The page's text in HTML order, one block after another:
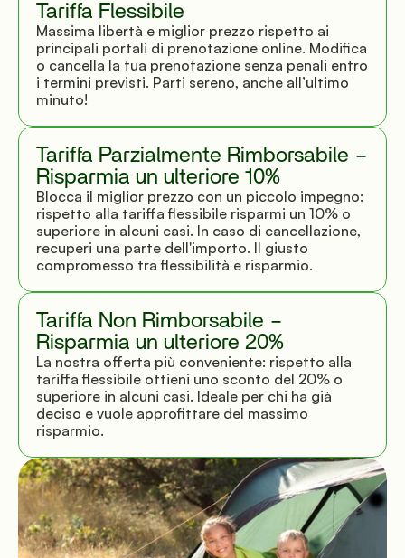
Tariffa Flessibile
Massima libertà e miglior prezzo rispetto ai
principali portali di prenotazione online. Modifica
o cancella la tua prenotazione senza penali entro
i termini previsti. Parti sereno, anche all’ultimo
minuto!
Tariffa Parzialmente Rimborsabile –
Risparmia un ulteriore 10%
Blocca il miglior prezzo con un piccolo impegno:
rispetto alla tariffa flessibile risparmi un 10% o
superiore in alcuni casi. In caso di cancellazione,
recuperi una parte dell'importo. Il giusto
compromesso tra flessibilità e risparmio.
Tariffa Non Rimborsabile –
Risparmia un ulteriore 20%
La nostra offerta più conveniente: rispetto alla
tariffa flessibile ottieni uno sconto del 20% o
superiore in alcuni casi. Ideale per chi ha già
deciso e vuole approfittare del massimo
risparmio.